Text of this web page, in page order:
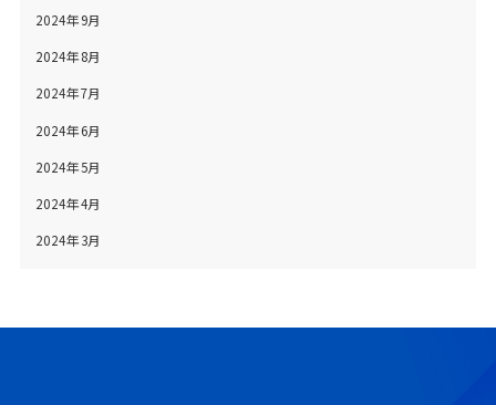
2024年9月
2024年8月
2024年7月
2024年6月
2024年5月
2024年4月
2024年3月